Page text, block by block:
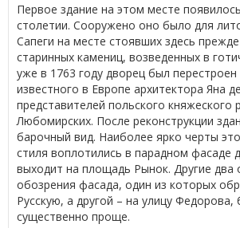
Первое здание на этом месте
столетии. Сооружено оно было для
Сапеги на месте стоявших здесь
старинных камениц, возведенных в
уже в 1763 году дворец был перестроен
известного в Европе архитектора Яна
представителей польского княжеского
Любомирских. После реконструкции
барочный вид. Наиболее ярко черты
стиля воплотились в парадном фасаде
выходит на площадь Рынок. Другие два
обозрения фасада, один из которых
Русскую, а другой – на улицу
существенно проще.